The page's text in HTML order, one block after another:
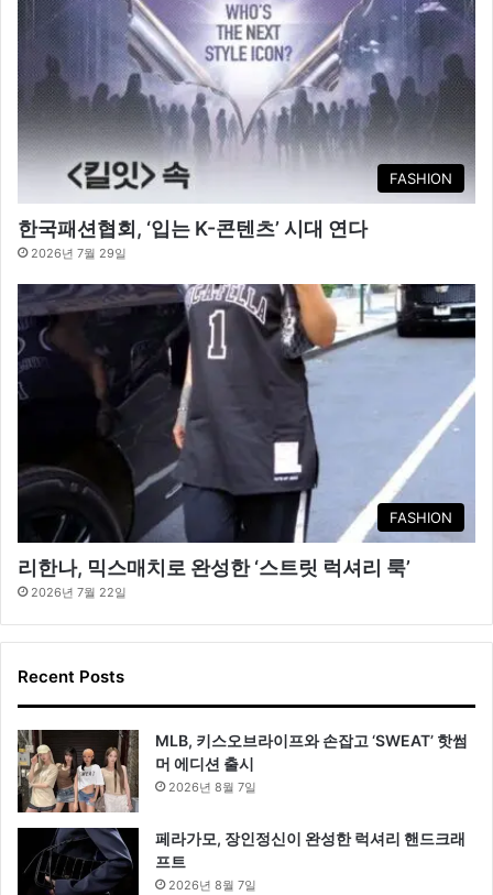
FASHION
한국패션협회, ‘입는 K-콘텐츠’ 시대 연다
2026년 7월 29일
FASHION
리한나, 믹스매치로 완성한 ‘스트릿 럭셔리 룩’
2026년 7월 22일
Recent Posts
MLB, 키스오브라이프와 손잡고 ‘SWEAT’ 핫썸
머 에디션 출시
2026년 8월 7일
페라가모, 장인정신이 완성한 럭셔리 핸드크래
프트
2026년 8월 7일